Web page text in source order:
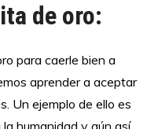
de oro:
para caerle bien a
aprender a aceptar
Un ejemplo de ello es
la humanidad y aún así